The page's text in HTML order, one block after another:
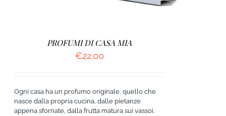
PROFUMI DI CASA MIA
€22.00
Ogni casa ha un profumo originale, quello che
nasce dalla propria cucina, dalle pietanze
appena sfornate, dalla frutta matura sui vassoi.